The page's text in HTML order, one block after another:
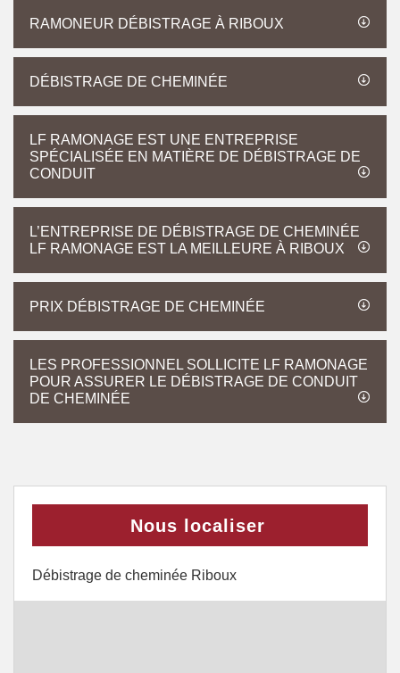
RAMONEUR DÉBISTRAGE À RIBOUX
DÉBISTRAGE DE CHEMINÉE
LF RAMONAGE EST UNE ENTREPRISE
SPÉCIALISÉE EN MATIÈRE DE DÉBISTRAGE DE
CONDUIT
L’ENTREPRISE DE DÉBISTRAGE DE CHEMINÉE
LF RAMONAGE EST LA MEILLEURE À RIBOUX
PRIX DÉBISTRAGE DE CHEMINÉE
LES PROFESSIONNEL SOLLICITE LF RAMONAGE
POUR ASSURER LE DÉBISTRAGE DE CONDUIT
DE CHEMINÉE
Nous localiser
Débistrage de cheminée Riboux